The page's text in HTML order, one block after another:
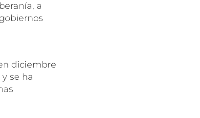
a
diciembre
se ha